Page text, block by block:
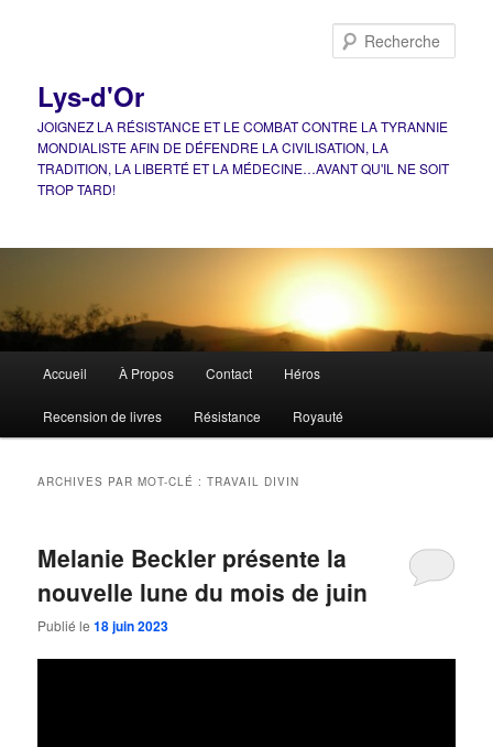
Lys-d'Or
JOIGNEZ LA RÉSISTANCE ET LE COMBAT CONTRE LA TYRANNIE
MONDIALISTE AFIN DE DÉFENDRE LA CIVILISATION, LA
TRADITION, LA LIBERTÉ ET LA MÉDECINE…AVANT QU'IL NE SOIT
TROP TARD!
principal
Accueil À Propos Contact Héros
Recension de livres Résistance Royauté
ARCHIVES PAR MOT-CLÉ :TRAVAIL DIVIN
Melanie Beckler présente la
nouvelle lune du mois de juin
Publié le18 juin 2023